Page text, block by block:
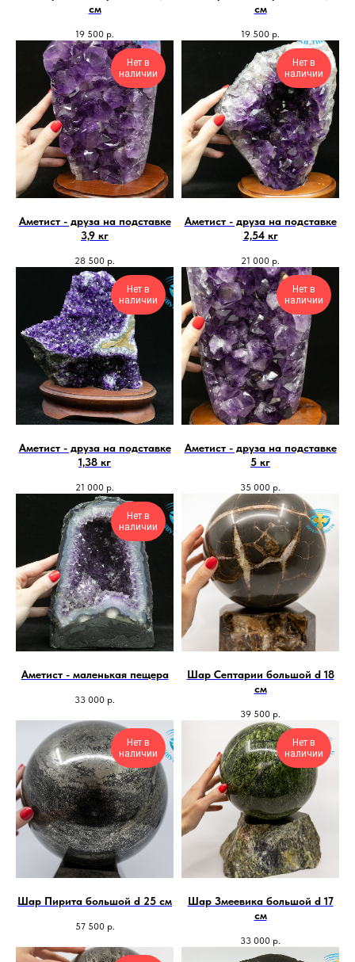
см
19 500 р.
см
19 500 р.
Нет в
наличии
Аметист - друза на подставке
3,9 кг
28 500 р.
Нет в
наличии
Аметист - друза на подставке
2,54 кг
21 000 р.
Нет в
наличии
Аметист - друза на подставке
1,38 кг
21 000 р.
Нет в
наличии
Аметист - друза на подставке
5 кг
35 000 р.
Нет в
наличии
Аметист - маленькая пещера
33 000 р.
Шар Септарии большой d 18
см
39 500 р.
Нет в
наличии
Шар Пирита большой d 25 см
57 500 р.
Нет в
наличии
Шар Змеевика большой d 17
см
33 000 р.